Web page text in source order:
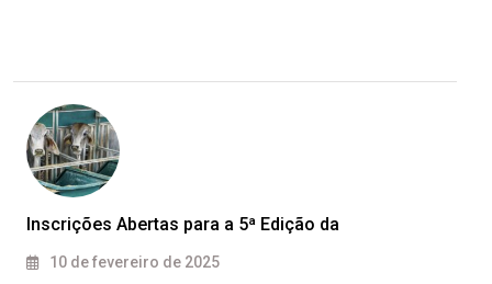
Inscrições Abertas para a 5ª Edição da
10 de fevereiro de 2025